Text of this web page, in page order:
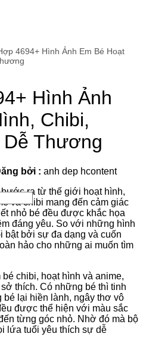
4694+ Hình Ảnh Em Bé Hoạt
Hình Ảnh
Chibi,
Thương
bởi : anh dep hcontent
bước ra từ thế giới hoạt hình,
và chibi mang đến cảm giác
nhỏ bé đều được khắc họa
đáng yêu. So với những hình
bật bởi sự đa dạng và cuốn
hảo cho những ai muốn tìm
chibi, hoạt hình và anime,
thích. Có những bé thì tinh
bé lại hiền lành, ngây thơ vô
được thể hiện với màu sắc
từng góc nhỏ. Nhờ đó mà bộ
lứa tuổi yêu thích sự dễ